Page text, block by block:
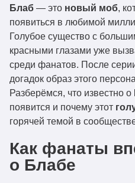
Блаб — это новый моб,
появиться в любимой
Голубое существо с
красными глазами уже
среди фанатов. После
догадок образ этого
Разберёмся, что известно о
появится и почему этот
горячей темой в
Как фанаты
о Блабе